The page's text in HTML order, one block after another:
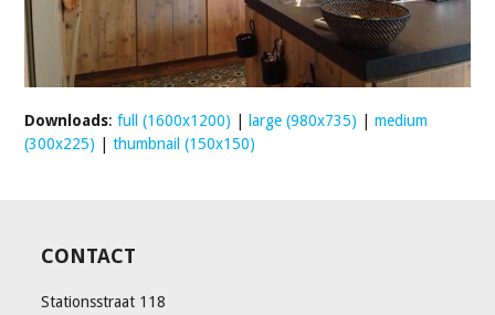
Downloads:full (1600x1200) large (980x735) |medium
(300x225) |thumbnail (150x150)
CONTACT
Stationsstraat 118